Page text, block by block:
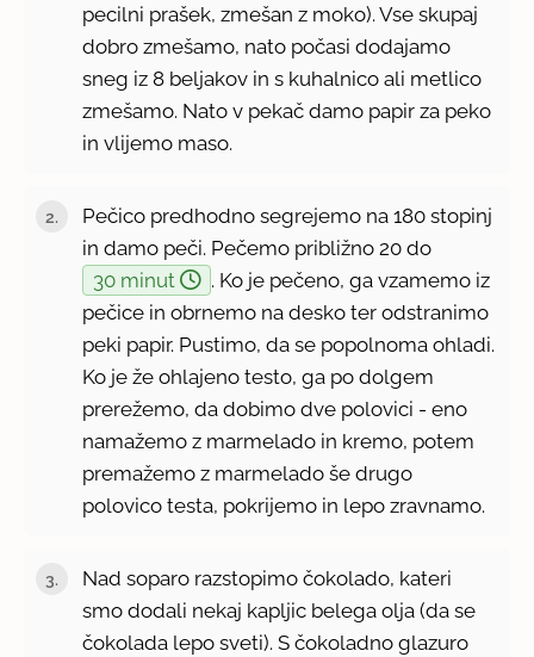
pecilni prašek, zmešan z moko). Vse skupaj
dobro zmešamo, nato počasi dodajamo
sneg iz 8 beljakov in s kuhalnico ali metlico
zmešamo. Nato v pekač damo papir za peko
in vlijemo maso.
Pečico predhodno segrejemo na 180 stopinj
in damo peči. Pečemo približno 20 do
30 minut
. Ko je pečeno, ga vzamemo iz
pečice in obrnemo na desko ter odstranimo
peki papir. Pustimo, da se popolnoma ohladi.
Ko je že ohlajeno testo, ga po dolgem
prerežemo, da dobimo dve polovici - eno
namažemo z marmelado in kremo, potem
premažemo z marmelado še drugo
polovico testa, pokrijemo in lepo zravnamo.
Nad soparo razstopimo čokolado, kateri
smo dodali nekaj kapljic belega olja (da se
čokolada lepo sveti). S čokoladno glazuro